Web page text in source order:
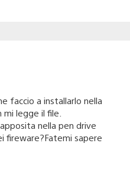
faccio a installarlo nella
legge il file.
nella pen drive
fireware?Fatemi sapere